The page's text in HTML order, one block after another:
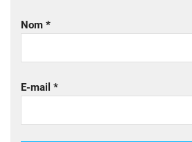
Nom *
E-mail *